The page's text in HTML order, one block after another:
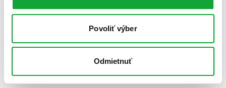
Povoliť výber
Odmietnuť